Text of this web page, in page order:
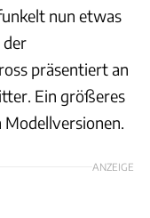
nun etwas
der
präsentiert an
Ein größeres
ANZEIGE